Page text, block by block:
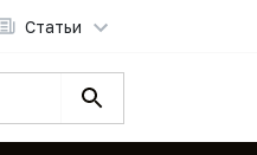
Статьи